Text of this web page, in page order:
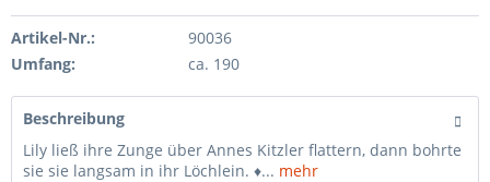
Artikel-Nr.:
90036
Umfang:
ca. 190
Beschreibung
Lily ließ ihre Zunge über Annes Kitzler flattern, dann bohrte
sie sie langsam in ihr Löchlein. ♦... mehr